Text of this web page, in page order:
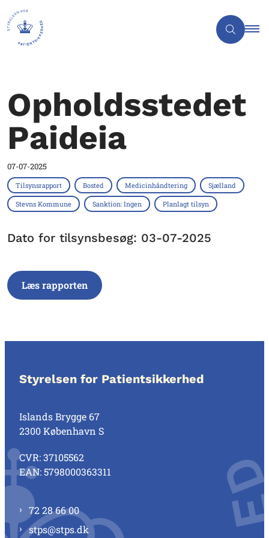
Opholdsstedet
Paideia
07-07-2025
Tilsynsrapport Bosted Medicinhåndtering Sjælland
Stevns Kommune Sanktion: Ingen Planlagt tilsyn
Dato for tilsynsbesøg: 03-07-2025
Læs rapporten
Styrelsen for Patientsikkerhed
Islands Brygge 67
2300 København S
CVR: 37105562
EAN: 5798000363311
72 28 66 00
stps@stps.dk